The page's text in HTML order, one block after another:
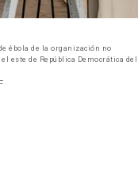
ébola de la organización no
este de República Democrática del